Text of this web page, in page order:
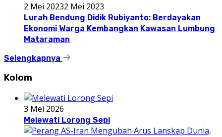
2 Mei 20232 Mei 2023
Lurah Bendung Didik Rubiyanto: Berdayakan
Ekonomi Warga Kembangkan Kawasan Lumbung
Mataraman
Selengkapnya
Kolom
3 Mei 2026
Melewati Lorong Sepi